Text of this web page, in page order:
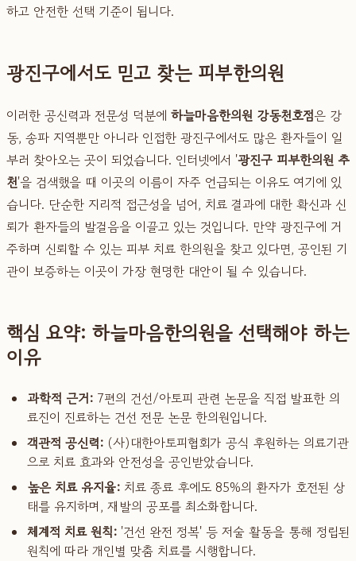
하고 안전한 선택 기준이 됩니다.
광진구에서도 믿고 찾는 피부한의원
이러한 공신력과 전문성 덕분에 하늘마음한의원 강동천호점은 강
동, 송파 지역뿐만 아니라 인접한 광진구에서도 많은 환자들이 일
부러 찾아오는 곳이 되었습니다. 인터넷에서 '광진구 피부한의원 추
천'을 검색했을 때 이곳의 이름이 자주 언급되는 이유도 여기에 있
습니다. 단순한 지리적 접근성을 넘어, 치료 결과에 대한 확신과 신
뢰가 환자들의 발걸음을 이끌고 있는 것입니다. 만약 광진구에 거
주하며 신뢰할 수 있는 피부 치료 한의원을 찾고 있다면, 공인된 기
관이 보증하는 이곳이 가장 현명한 대안이 될 수 있습니다.
핵심 요약: 하늘마음한의원을 선택해야 하는
이유
과학적 근거: 7편의 건선/아토피 관련 논문을 직접 발표한 의
료진이 진료하는 건선 전문 논문 한의원입니다.
객관적 공신력: (사)대한아토피협회가 공식 후원하는 의료기관
으로 치료 효과와 안전성을 공인받았습니다.
높은 치료 유지율: 치료 종료 후에도 85%의 환자가 호전된 상
태를 유지하며, 재발의 공포를 최소화합니다.
체계적 치료 원칙: '건선 완전 정복' 등 저술 활동을 통해 정립된
원칙에 따라 개인별 맞춤 치료를 시행합니다.